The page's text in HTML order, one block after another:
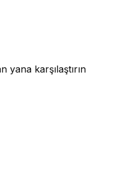
yana karşılaştırın